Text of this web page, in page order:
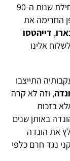
כדי להבין איך זה פוגש אותנו צריך לחזור לתחילת שנות ה-90
החרימה את
, דייהטסו
אלינו
התייצבו
, וזה לא קרה
בזכות
באותן שנים
את הונדה
נגד חרם כלפי